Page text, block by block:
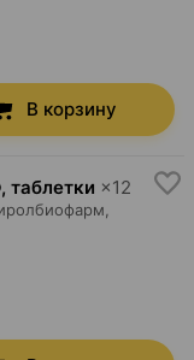
В корзину
таблетки ×12